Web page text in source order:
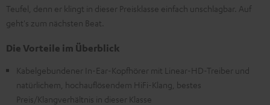
Teufel, denn er klingt in dieser Preisklasse einfach unschlagbar. Auf
geht's zum nächsten Beat.
Die Vorteile im Überblick
Kabelgebundener In-Ear-Kopfhörer mit Linear-HD-Treiber und
natürlichem, hochauflösendem HiFi-Klang, bestes
Preis/Klangverhältnis in dieser Klasse